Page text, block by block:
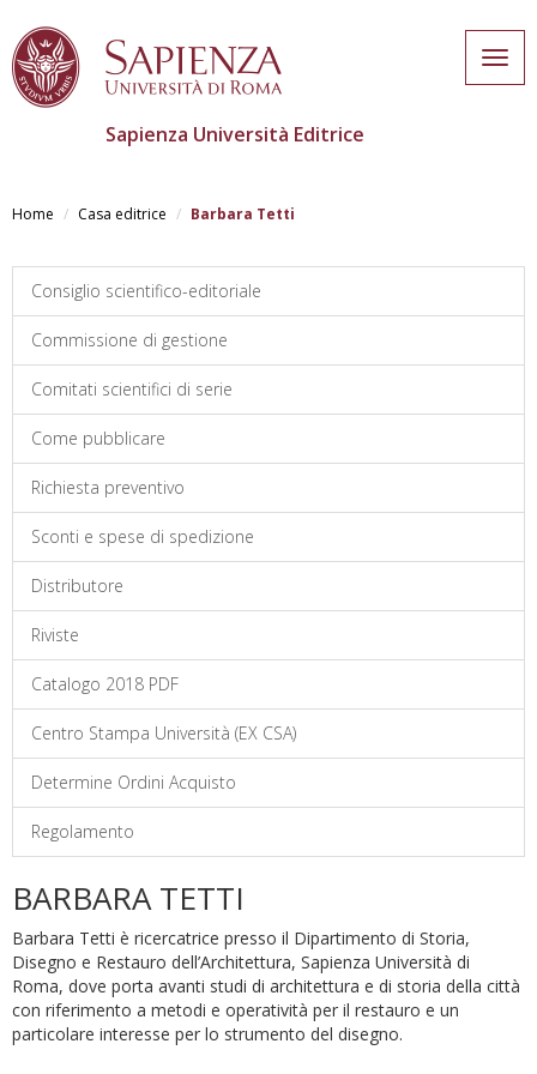
contenuto
Sapienza Università Editrice
Home Casa editrice Barbara Tetti
Consiglio scientifico-editoriale
Commissione di gestione
Comitati scientifici di serie
Come pubblicare
Richiesta preventivo
Sconti e spese di spedizione
Distributore
Riviste
Catalogo 2018 PDF
Centro Stampa Università (EX CSA)
Determine Ordini Acquisto
Regolamento
BARBARA TETTI
Barbara Tetti è ricercatrice presso il Dipartimento di Storia,
Disegno e Restauro dell’Architettura, Sapienza Università di
Roma, dove porta avanti studi di architettura e di storia della città
con riferimento a metodi e operatività per il restauro e un
particolare interesse per lo strumento del disegno.